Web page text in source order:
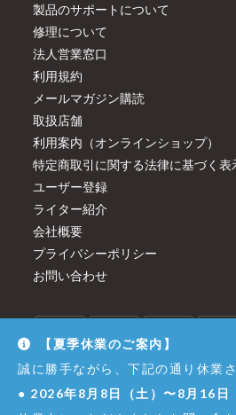
製品のサポートについて
修理について
法人営業窓口
利用規約
メールマガジン購読
取扱店舗
利用案内（オンラインショップ）
特定商取引に関する法律に基づく表
ユーザー登録
ライター紹介
会社概要
プライバシーポリシー
お問い合わせ
【夏季休業のご案内】
誠に勝手ながら、下記の通り休業
● 2026年8月8日（土）〜8月16日